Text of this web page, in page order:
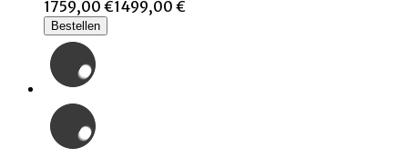
1759,00 €1499,00 €
Bestellen